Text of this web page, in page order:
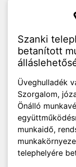
Szanki
betanított
Üveghulladék
Szorgalom,
Önálló
munkaidő,
telephelyére